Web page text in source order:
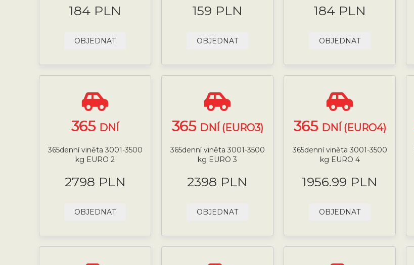
184 PLN
OBJEDNAT
159 PLN
OBJEDNAT
184 PLN
OBJEDNAT
365 DNÍ
365denní viněta 3001-3500
kg EURO 2
2798 PLN
OBJEDNAT
365 DNÍ (EURO3)
365denní viněta 3001-3500
kg EURO 3
2398 PLN
OBJEDNAT
365 DNÍ (EURO4)
365denní viněta 3001-3500
kg EURO 4
1956.99 PLN
OBJEDNAT